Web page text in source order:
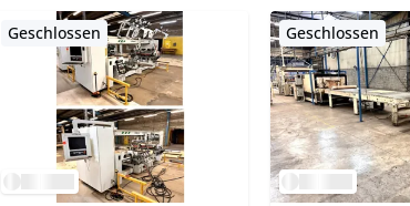
Geschlossen Geschlossen